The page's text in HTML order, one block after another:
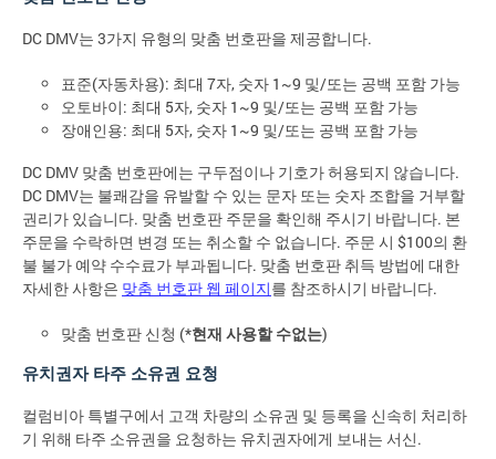
DC DMV는 3가지 유형의 맞춤 번호판을 제공합니다.
표준(자동차용): 최대 7자, 숫자 1~9 및/또는 공백 포함 가능
오토바이: 최대 5자, 숫자 1~9 및/또는 공백 포함 가능
장애인용: 최대 5자, 숫자 1~9 및/또는 공백 포함 가능
DC DMV 맞춤 번호판에는 구두점이나 기호가 허용되지 않습니다.
DC DMV는 불쾌감을 유발할 수 있는 문자 또는 숫자 조합을 거부할
권리가 있습니다. 맞춤 번호판 주문을 확인해 주시기 바랍니다. 본
주문을 수락하면 변경 또는 취소할 수 없습니다. 주문 시 $100의 환
불 불가 예약 수수료가 부과됩니다. 맞춤 번호판 취득 방법에 대한
자세한 사항은 맞춤 번호판 웹 페이지를 참조하시기 바랍니다.
맞춤 번호판 신청 (*현재 사용할 수없는)
유치권자 타주 소유권 요청
컬럼비아 특별구에서 고객 차량의 소유권 및 등록을 신속히 처리하
기 위해 타주 소유권을 요청하는 유치권자에게 보내는 서신.